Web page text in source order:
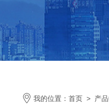
我的位置： 首页 > 产